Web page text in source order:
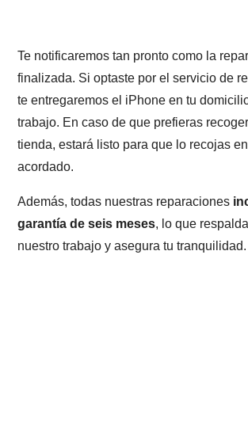
Te notificaremos tan pronto como la
finalizada. Si optaste por el servicio de
te entregaremos el iPhone en tu
trabajo. En caso de que prefieras
tienda, estará listo para que lo recojas
acordado.
Además, todas nuestras reparaciones
garantía de seis meses, lo que
nuestro trabajo y asegura tu tranquilidad.